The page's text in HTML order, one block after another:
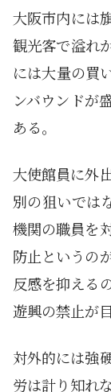
大阪市内には
観光客で溢れ
には大量の買
ンバウンドが
ある。
大使館員に外
別の狙いでは
機関の職員を
防止というの
反感を抑える
遊興の禁止が
対外的には強
労は計り知れな